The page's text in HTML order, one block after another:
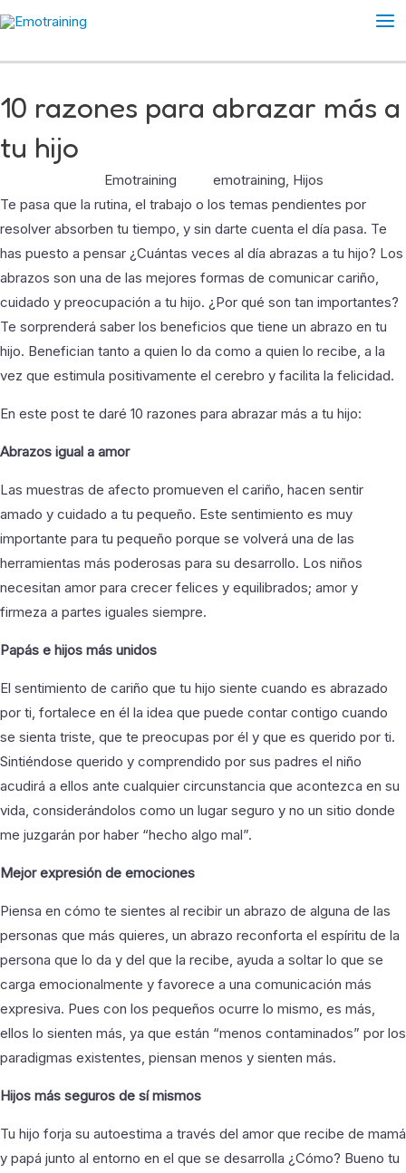
Ir
contenido
10 razones para abrazar más a
tu hijo
Emotraining emotraining, Hijos
Te pasa que la rutina, el trabajo o los temas pendientes por
resolver absorben tu tiempo, y sin darte cuenta el día pasa. Te
has puesto a pensar ¿Cuántas veces al día abrazas a tu hijo? Los
abrazos son una de las mejores formas de comunicar cariño,
cuidado y preocupación a tu hijo. ¿Por qué son tan importantes?
Te sorprenderá saber los beneficios que tiene un abrazo en tu
hijo. Benefician tanto a quien lo da como a quien lo recibe, a la
vez que estimula positivamente el cerebro y facilita la felicidad.
En este post te daré 10 razones para abrazar más a tu hijo:
Abrazos igual a amor
Las muestras de afecto promueven el cariño, hacen sentir
amado y cuidado a tu pequeño. Este sentimiento es muy
importante para tu pequeño porque se volverá una de las
herramientas más poderosas para su desarrollo. Los niños
necesitan amor para crecer felices y equilibrados; amor y
firmeza a partes iguales siempre.
Papás e hijos más unidos
El sentimiento de cariño que tu hijo siente cuando es abrazado
por ti, fortalece en él la idea que puede contar contigo cuando
se sienta triste, que te preocupas por él y que es querido por ti.
Sintiéndose querido y comprendido por sus padres el niño
acudirá a ellos ante cualquier circunstancia que acontezca en su
vida, considerándolos como un lugar seguro y no un sitio donde
me juzgarán por haber “hecho algo mal”.
Mejor expresión de emociones
Piensa en cómo te sientes al recibir un abrazo de alguna de las
personas que más quieres, un abrazo reconforta el espíritu de la
persona que lo da y del que la recibe, ayuda a soltar lo que se
carga emocionalmente y favorece a una comunicación más
expresiva. Pues con los pequeños ocurre lo mismo, es más,
ellos lo sienten más, ya que están “menos contaminados” por los
paradigmas existentes, piensan menos y sienten más.
Hijos más seguros de sí mismos
Tu hijo forja su autoestima a través del amor que recibe de mamá
y papá junto al entorno en el que se desarrolla ¿Cómo? Bueno tu